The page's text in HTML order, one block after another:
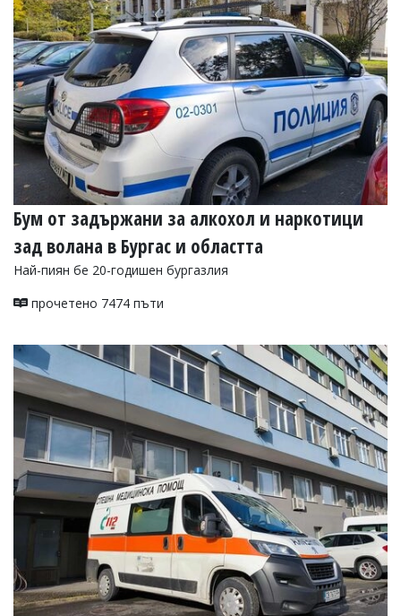
Бум от задържани за алкохол и наркотици
зад волана в Бургас и областта
Най-пиян бе 20-годишен бургазлия
прочетено 7474 пъти